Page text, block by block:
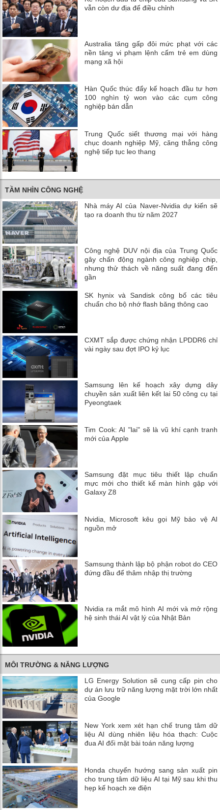
vẫn còn dư địa để điều chỉnh
Australia tăng gấp đôi mức phạt với các
nền tảng vi phạm lệnh cấm trẻ em dùng
mạng xã hội
Hàn Quốc thúc đẩy kế hoạch đầu tư hơn
100 nghìn tỷ won vào các cụm công
nghiệp bán dẫn
Trung Quốc siết thương mại với hàng
chục doanh nghiệp Mỹ, căng thẳng công
nghệ tiếp tục leo thang
TẦM NHÌN CÔNG NGHỆ
Nhà máy AI của Naver-Nvidia dự kiến ​​sẽ
tạo ra doanh thu từ năm 2027
Công nghệ DUV nội địa của Trung Quốc
gây chấn động ngành công nghiệp chip,
nhưng thử thách về năng suất đang đến
gần
SK hynix và Sandisk công bố các tiêu
chuẩn cho bộ nhớ flash băng thông cao
CXMT sắp được chứng nhận LPDDR6 chỉ
vài ngày sau đợt IPO kỷ lục
Samsung lên kế hoạch xây dựng dây
chuyền sản xuất liên kết lai 50 công cụ tại
Pyeongtaek
Tim Cook: AI "lai" sẽ là vũ khí cạnh tranh
mới của Apple
Samsung đặt mục tiêu thiết lập chuẩn
mực mới cho thiết kế màn hình gập với
Galaxy Z8
Nvidia, Microsoft kêu gọi Mỹ bảo vệ AI
nguồn mở
Samsung thành lập bộ phận robot do CEO
đứng đầu để thâm nhập thị trường
Nvidia ra mắt mô hình AI mới và mở rộng
hệ sinh thái AI vật lý của Nhật Bản
MÔI TRƯỜNG & NĂNG LƯỢNG
LG Energy Solution sẽ cung cấp pin cho
dự án lưu trữ năng lượng mặt trời lớn nhất
của Google
New York xem xét hạn chế trung tâm dữ
liệu AI dùng nhiên liệu hóa thạch: Cuộc
đua AI đối mặt bài toán năng lượng
Honda chuyển hướng sang sản xuất pin
cho trung tâm dữ liệu AI tại Mỹ sau khi thu
hẹp kế hoạch xe điện